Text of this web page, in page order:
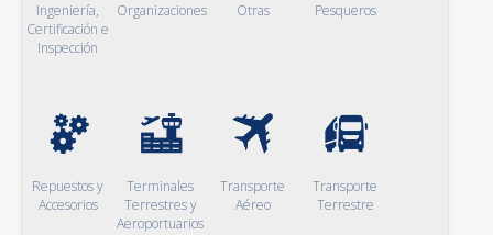
Ingeniería,
Certificación e
Inspección
Organizaciones Otras Pesqueros
Repuestos y
Accesorios
Terminales
Terrestres y
Aeroportuarios
Transporte
Aéreo
Transporte
Terrestre